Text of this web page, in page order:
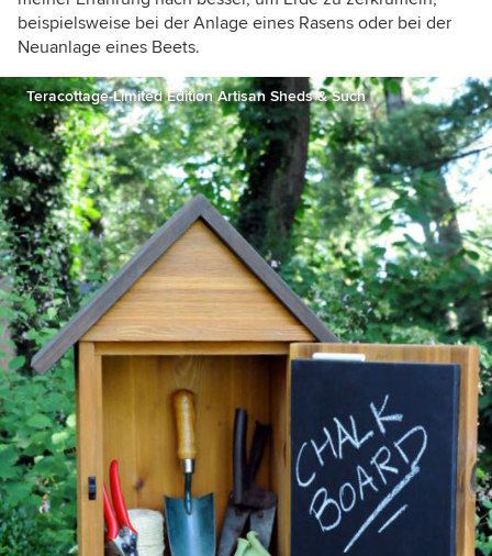
beispielsweise bei der Anlage eines Rasens oder bei der
Neuanlage eines Beets.
Teracottage-Limited Edition Artisan Sheds & Such